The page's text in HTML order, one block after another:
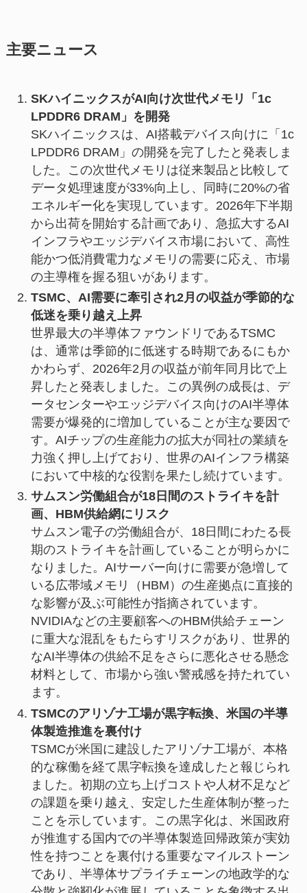
主要ニュース
SKハイニックスがAI向け次世代メモリ「1c
LPDDR6 DRAM」を開発
SKハイニックスは、AI搭載デバイス向けに「1c
LPDDR6 DRAM」の開発を完了したと発表しま
した。この次世代メモリは従来製品と比較して
データ処理速度が33%向上し、同時に20%の省
エネルギー化を実現しています。2026年下半期
から出荷を開始する計画であり、急拡大するAI
インフラやエッジデバイス市場において、高性
能かつ低消費電力なメモリの需要に応え、市場
の主導権を握る狙いがあります。
TSMC、AI需要に牽引され2月の収益が季節的な
低迷を乗り越え上昇
世界最大の半導体ファウンドリであるTSMC
は、通常は季節的に低迷する時期であるにもか
かわらず、2026年2月の収益が前年同月比で上
昇したと発表しました。この異例の成長は、デ
ータセンターやエッジデバイス向けのAI半導体
需要が爆発的に増加していることが主な要因で
す。AIチップの生産能力の拡大が同社の業績を
力強く押し上げており、世界のAIインフラ構築
において中核的な役割を果たし続けています。
サムスン労働組合が18日間のストライキを計
画、HBM供給網にリスク
サムスン電子の労働組合が、18日間にわたる長
期のストライキを計画していることが明らかに
なりました。AIサーバー向けに需要が急増して
いる広帯域メモリ（HBM）の生産拠点に直接的
な影響が及ぶ可能性が指摘されています。
NVIDIAなどの主要顧客へのHBM供給チェーン
に重大な混乱をもたらすリスクがあり、世界的
なAI半導体の供給不足をさらに悪化させる懸念
材料として、市場から強い警戒感を持たれてい
ます。
TSMCのアリゾナ工場が黒字転換、米国の半導
体製造推進を裏付け
TSMCが米国に建設したアリゾナ工場が、本格
的な稼働を経て黒字転換を達成したと報じられ
ました。初期の立ち上げコストや人材不足など
の課題を乗り越え、安定した生産体制が整った
ことを示しています。この黒字化は、米国政府
が推進する国内での半導体製造回帰政策が実効
性を持つことを裏付ける重要なマイルストーン
であり、半導体サプライチェーンの地政学的な